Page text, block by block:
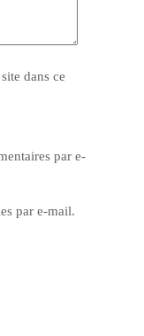
dans ce
par e-
par e-mail.